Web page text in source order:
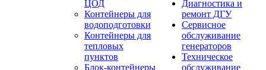
ЦОД
Контейнеры для
водоподготовки
Контейнеры для
тепловых
пунктов
Блок-контейнеры
Диагностика и
ремонт ДГУ
Сервисное
обслуживание
генераторов
Техническое
обслуживание